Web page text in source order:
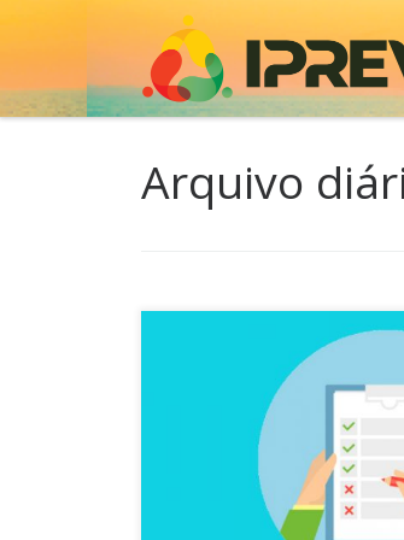
Skip to content
Arquivo
01 O processo de concessão
servidores do Estado de
etapas, sendo a primeira
humanos do órgão de origem
no IPREV. Segue o fluxo de
etapa: o servidor deve